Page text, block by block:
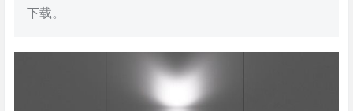
下载。